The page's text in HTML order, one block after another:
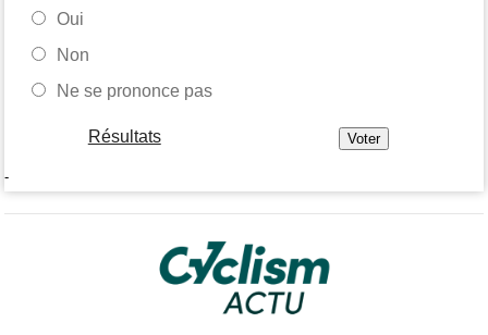
Oui
Non
Ne se prononce pas
Résultats
-